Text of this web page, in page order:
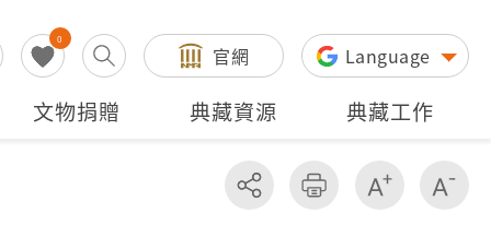
0
官網 Language
文物捐贈 典藏資源 典藏工作
分享 友善列印 增加字級